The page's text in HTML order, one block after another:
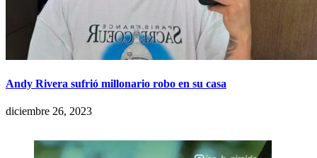
Andy Rivera sufrió millonario robo en su casa
diciembre 26, 2023